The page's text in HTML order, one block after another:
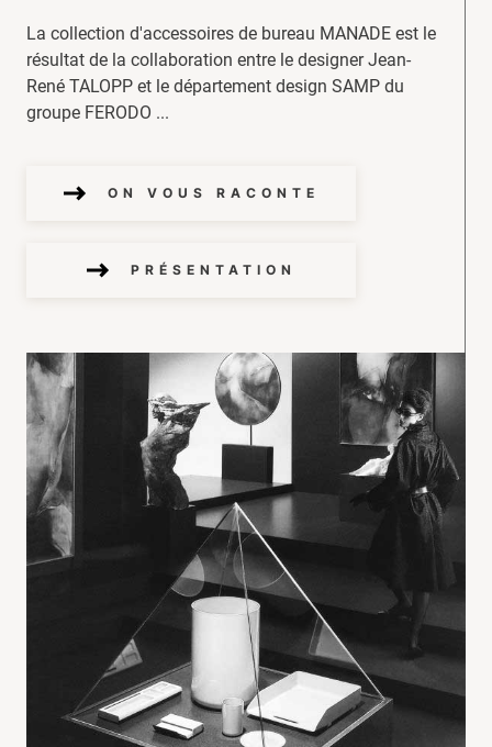
La collection d'accessoires de bureau MANADE est le
résultat de la collaboration entre le designer Jean-
René TALOPP et le département design SAMP du
groupe FERODO ...
ON VOUS RACONTE
PRÉSENTATION